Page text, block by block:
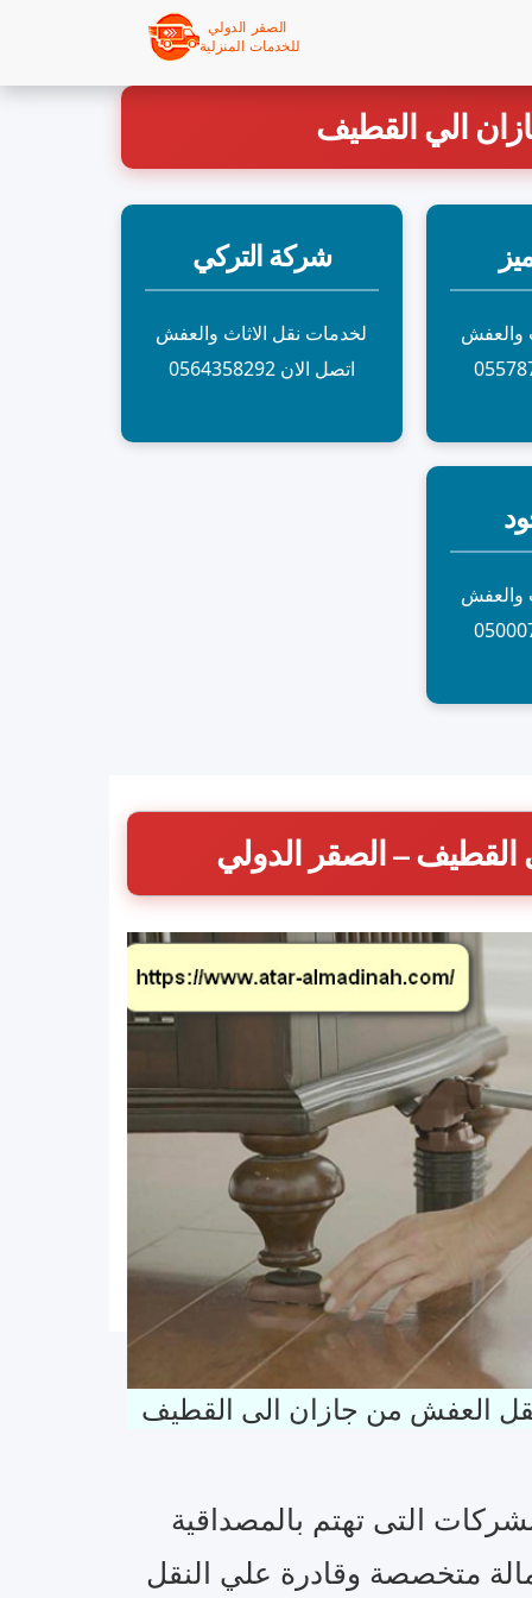
الي القطيف
والعفش
شركة التركي
لخدمات نقل الاثاث والعفش
اتصل الان 0564358292
والعفش
– الصقر الدولي
العفش من جازان الى القطيف
التى تهتم بالمصداقية
متخصصة وقادرة علي النقل